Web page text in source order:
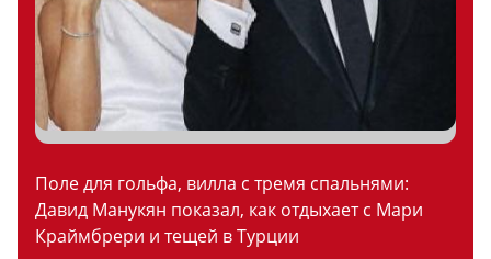
Поле для гольфа, вилла с тремя спальнями:
Давид Манукян показал, как отдыхает с Мари
Краймбрери и тещей в Турции